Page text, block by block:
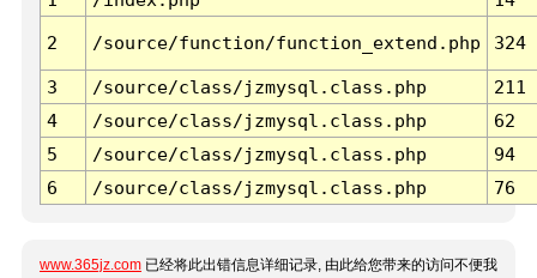
2 /source/function/function_extend.php 324
3 /source/class/jzmysql.class.php
211
4
/source/class/jzmysql.class.php
62
5
/source/class/jzmysql.class.php
94
6
/source/class/jzmysql.class.php 76
www.365jz.com 已经将此出错信息详细记录, 由此给您带来的访问不便我